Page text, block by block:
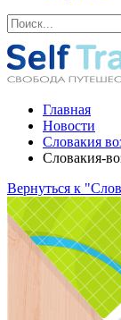
Главная
Новости
Словакия
Словакия-
Вернуться к